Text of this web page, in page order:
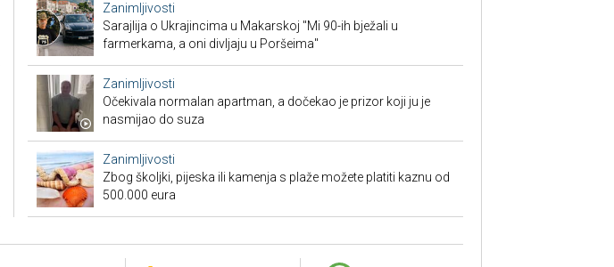
Zanimljivosti
Sarajlija o Ukrajincima u Makarskoj "Mi 90-ih bježali u
farmerkama, a oni divljaju u Poršeima"
Zanimljivosti
Očekivala normalan apartman, a dočekao je prizor koji ju je
nasmijao do suza
Zanimljivosti
Zbog školjki, pijeska ili kamenja s plaže možete platiti kaznu od
500.000 eura